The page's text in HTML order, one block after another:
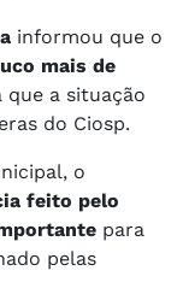
informou que o
mais de
que a situação
do Ciosp.
o
feito pelo
para
pelas